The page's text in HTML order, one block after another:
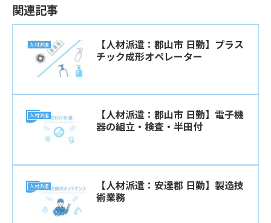
関連記事
人材派遣
【人材派遣：郡山市 日勤】プラス
チック成形オペレーター
人材派遣
【人材派遣：郡山市 日勤】電子機
器の組立・検査・半田付
人材派遣
【人材派遣：安達郡 日勤】製造技
術業務